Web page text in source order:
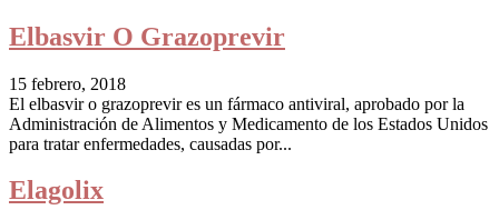
Elbasvir O Grazoprevir
15 febrero, 2018
El elbasvir o grazoprevir es un fármaco antiviral, aprobado por la
Administración de Alimentos y Medicamento de los Estados Unidos
para tratar enfermedades, causadas por...
Elagolix